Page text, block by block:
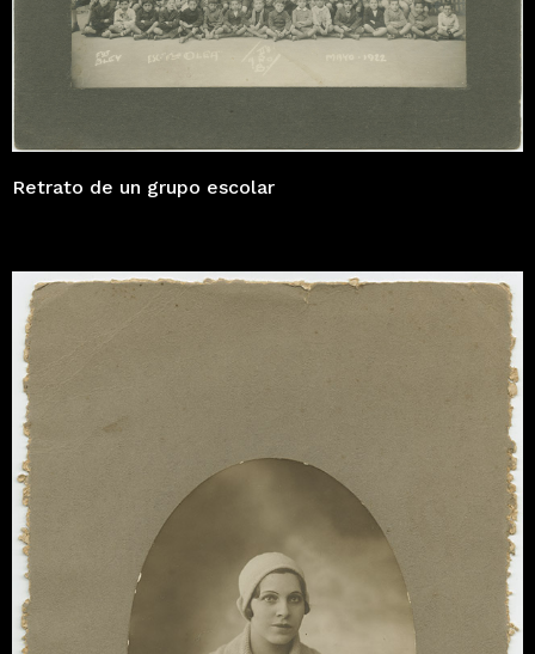
Retrato de un grupo escolar